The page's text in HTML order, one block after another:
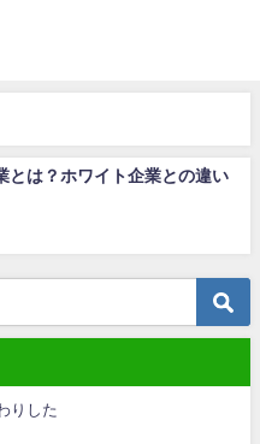
とは？ホワイト企業との違い
りした